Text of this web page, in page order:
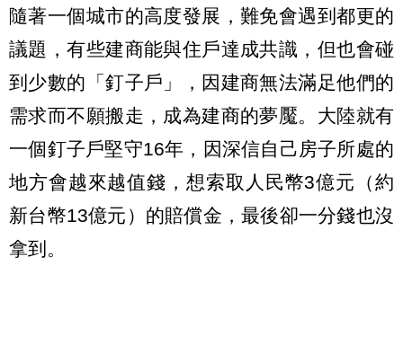
隨著一個城市的高度發展，難免會遇到都更的
議題，有些建商能與住戶達成共識，但也會碰
到少數的「釘子戶」，因建商無法滿足他們的
需求而不願搬走，成為建商的夢魘。大陸就有
一個釘子戶堅守16年，因深信自己房子所處的
地方會越來越值錢，想索取人民幣3億元（約
新台幣13億元）的賠償金，最後卻一分錢也沒
拿到。